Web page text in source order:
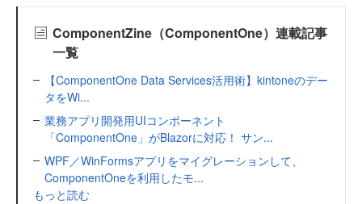
ComponentZine（ComponentOne）連載記事
一覧
【ComponentOne Data Services活用術】kintoneのデー
タをWi...
業務アプリ開発用UIコンポーネント
「ComponentOne」がBlazorに対応！ サン...
WPF／WinFormsアプリをマイグレーションして、
ComponentOneを利用したモ...
もっと読む